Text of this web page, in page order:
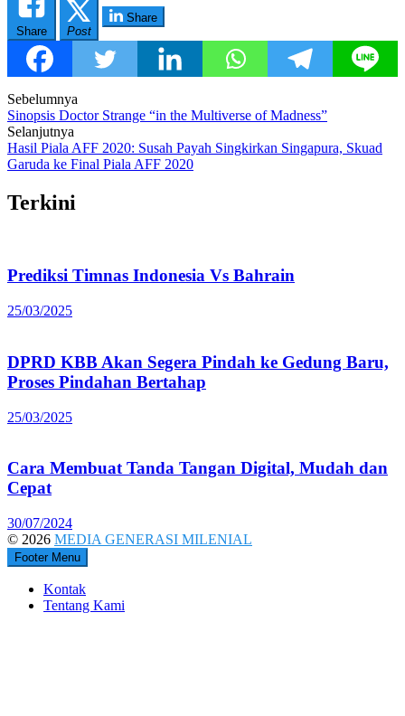
Share Post
Share
Post
navigation
Sebelumnya
Sinopsis Doctor Strange “in the Multiverse of Madness”
Selanjutnya
Hasil Piala AFF 2020: Susah Payah Singkirkan Singapura, Skuad
Garuda ke Final Piala AFF 2020
Terkini
Prediksi Timnas Indonesia Vs Bahrain
25/03/2025
DPRD KBB Akan Segera Pindah ke Gedung Baru,
Proses Pindahan Bertahap
25/03/2025
Cara Membuat Tanda Tangan Digital, Mudah dan
Cepat
30/07/2024
© 2026 MEDIA GENERASI MILENIAL
Footer Menu
Kontak
Tentang Kami